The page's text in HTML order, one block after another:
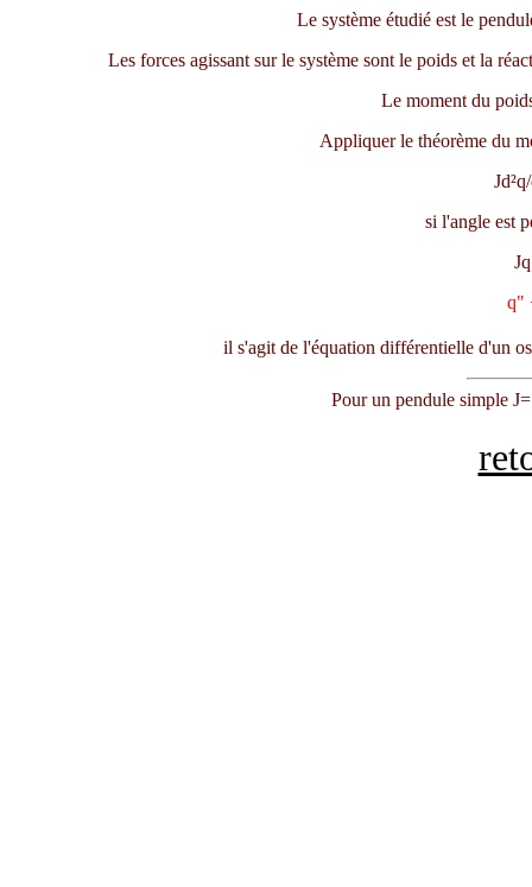
Le système étudié est le
Les forces agissant sur le système sont le poids et la
Le moment du
Appliquer le théorème du
Jd²q
si l'angle est
Jq
q"
il s'agit de l'équation différentielle d'un
Pour un pendule simple